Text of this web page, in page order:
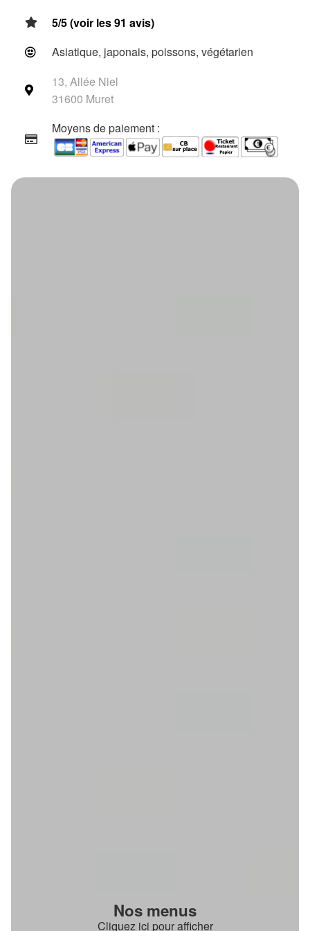
5/5 (voir les 91 avis)
Asiatique, japonais, poissons, végétarien
13, Allée Niel
31600 Muret
Moyens de paiement :
Nos menus
Cliquez ici pour afficher